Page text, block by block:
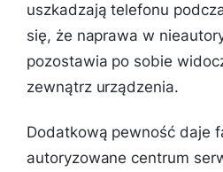
uszkadzają telefonu
się, że naprawa w
pozostawia po sobie
zewnątrz urządzenia.
Dodatkową pewność daje
autoryzowane centrum